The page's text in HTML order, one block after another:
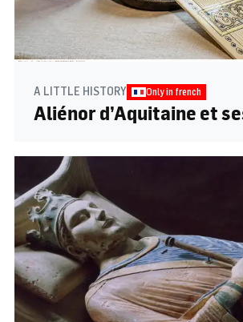
A LITTLE HISTORY Only in french
Aliénor d’Aquitaine et